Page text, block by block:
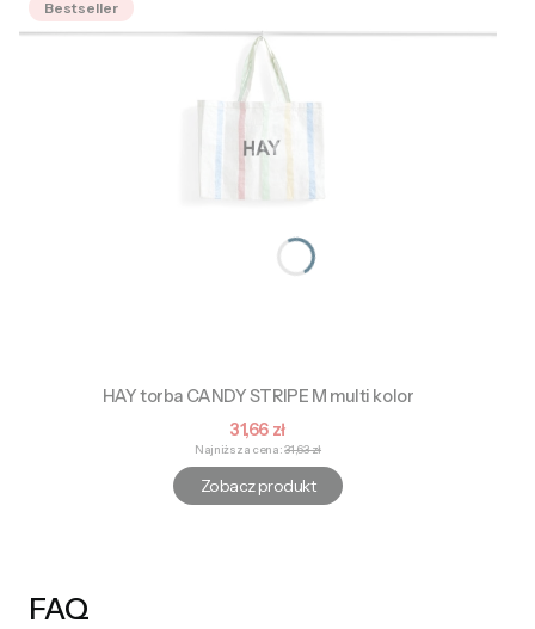
Bestseller
HAY torba CANDY STRIPE M multi kolor
Cena promocyjna
31,66 zł
Najniższa cena: 31,63 zł
Zobacz produkt
FAQ